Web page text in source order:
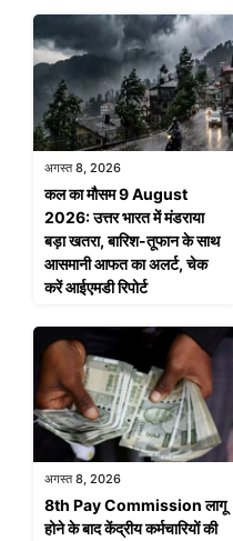
अगस्त 8, 2026
कल का मौसम 9 August
2026: उत्तर भारत में मंडराया
बड़ा खतरा, बारिश-तूफान के साथ
आसमानी आफत का अलर्ट, चेक
करें आईएमडी रिपोर्ट
अगस्त 8, 2026
8th Pay Commission लागू
होने के बाद केंद्रीय कर्मचारियों की